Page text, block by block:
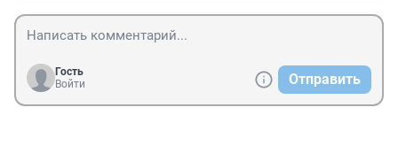
Гость
Войти
Отправить